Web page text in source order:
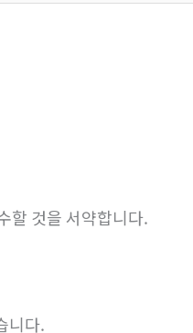
할 것을 서약합니다.
니다.